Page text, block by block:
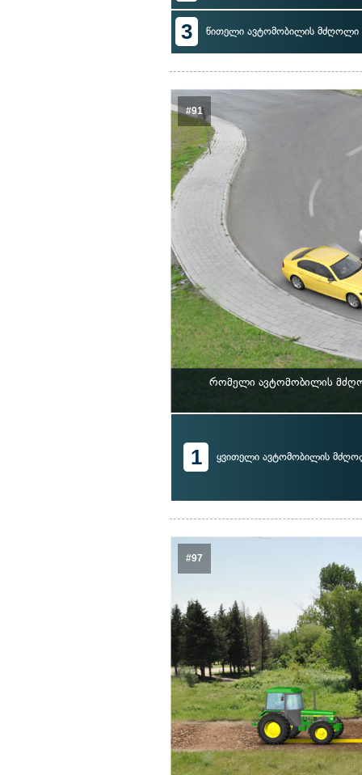
3 წითელი ავტომობილის მძღოლი
#91
რომელი ავტომობილის
1 ყვითელი ავტომობილის
#97